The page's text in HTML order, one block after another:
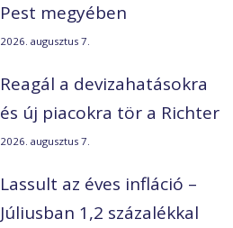
Pest megyében
2026. augusztus 7.
Reagál a devizahatásokra
és új piacokra tör a Richter
2026. augusztus 7.
Lassult az éves infláció –
Júliusban 1,2 százalékkal